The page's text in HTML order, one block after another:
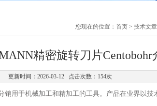
您现在的位置： 首页 > 技术文章
精密旋转刀片Centobohr
更新时间：2026-03-12 点击次数：154次
销用于机械加工和精加工的工具。产品在业界以技